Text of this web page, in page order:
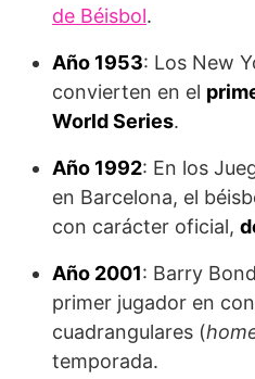
de Béisbol.
Año 1953: Los New
convierten en el
World Series.
Año 1992: En los
en Barcelona, el
con carácter oficial,
Año 2001: Barry
primer jugador en
cuadrangulares (
temporada.